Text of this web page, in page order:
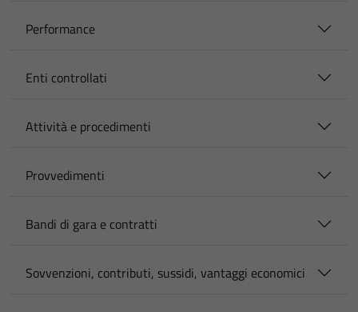
Performance
Enti controllati
Attività e procedimenti
Provvedimenti
Bandi di gara e contratti
Sovvenzioni, contributi, sussidi, vantaggi economici